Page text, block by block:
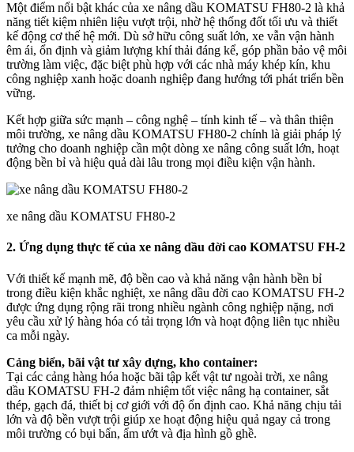
Một điểm nổi bật khác của xe nâng dầu KOMATSU FH80-2 là khả
năng tiết kiệm nhiên liệu vượt trội, nhờ hệ thống đốt tối ưu và thiết
kế động cơ thế hệ mới. Dù sở hữu công suất lớn, xe vẫn vận hành
êm ái, ổn định và giảm lượng khí thải đáng kể, góp phần bảo vệ môi
trường làm việc, đặc biệt phù hợp với các nhà máy khép kín, khu
công nghiệp xanh hoặc doanh nghiệp đang hướng tới phát triển bền
vững.
Kết hợp giữa sức mạnh – công nghệ – tính kinh tế – và thân thiện
môi trường, xe nâng dầu KOMATSU FH80-2 chính là giải pháp lý
tưởng cho doanh nghiệp cần một dòng xe nâng công suất lớn, hoạt
động bền bỉ và hiệu quả dài lâu trong mọi điều kiện vận hành.
xe nâng dầu KOMATSU FH80-2
2. Ứng dụng thực tế của xe nâng dầu đời cao KOMATSU FH-2
Với thiết kế mạnh mẽ, độ bền cao và khả năng vận hành bền bỉ
trong điều kiện khắc nghiệt, xe nâng dầu đời cao KOMATSU FH-2
được ứng dụng rộng rãi trong nhiều ngành công nghiệp nặng, nơi
yêu cầu xử lý hàng hóa có tải trọng lớn và hoạt động liên tục nhiều
ca mỗi ngày.
Cảng biển, bãi vật tư xây dựng, kho container:
Tại các cảng hàng hóa hoặc bãi tập kết vật tư ngoài trời, xe nâng
dầu KOMATSU FH-2 đảm nhiệm tốt việc nâng hạ container, sắt
thép, gạch đá, thiết bị cơ giới với độ ổn định cao. Khả năng chịu tải
lớn và độ bền vượt trội giúp xe hoạt động hiệu quả ngay cả trong
môi trường có bụi bẩn, ẩm ướt và địa hình gồ ghề.